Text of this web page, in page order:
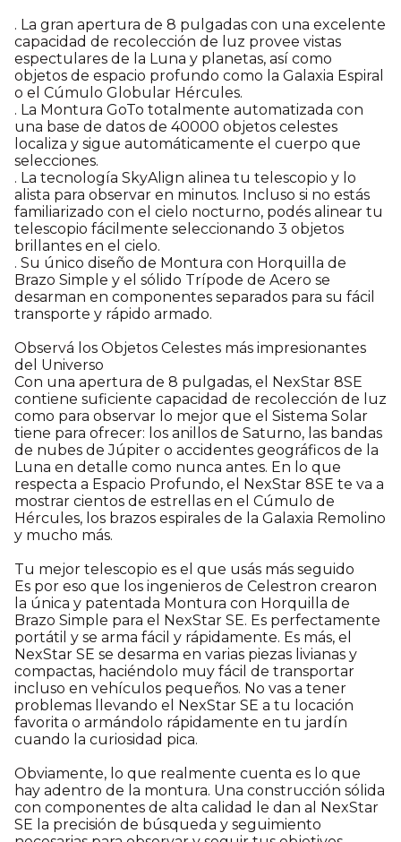
. La gran apertura de 8 pulgadas con una excelente
capacidad de recolección de luz provee vistas
espectulares de la Luna y planetas, así como
objetos de espacio profundo como la Galaxia Espiral
o el Cúmulo Globular Hércules.
. La Montura GoTo totalmente automatizada con
una base de datos de 40000 objetos celestes
localiza y sigue automáticamente el cuerpo que
selecciones.
. La tecnología SkyAlign alinea tu telescopio y lo
alista para observar en minutos. Incluso si no estás
familiarizado con el cielo nocturno, podés alinear tu
telescopio fácilmente seleccionando 3 objetos
brillantes en el cielo.
. Su único diseño de Montura con Horquilla de
Brazo Simple y el sólido Trípode de Acero se
desarman en componentes separados para su fácil
transporte y rápido armado.
Observá los Objetos Celestes más impresionantes
del Universo
Con una apertura de 8 pulgadas, el NexStar 8SE
contiene suficiente capacidad de recolección de luz
como para observar lo mejor que el Sistema Solar
tiene para ofrecer: los anillos de Saturno, las bandas
de nubes de Júpiter o accidentes geográficos de la
Luna en detalle como nunca antes. En lo que
respecta a Espacio Profundo, el NexStar 8SE te va a
mostrar cientos de estrellas en el Cúmulo de
Hércules, los brazos espirales de la Galaxia Remolino
y mucho más.
Tu mejor telescopio es el que usás más seguido
Es por eso que los ingenieros de Celestron crearon
la única y patentada Montura con Horquilla de
Brazo Simple para el NexStar SE. Es perfectamente
portátil y se arma fácil y rápidamente. Es más, el
NexStar SE se desarma en varias piezas livianas y
compactas, haciéndolo muy fácil de transportar
incluso en vehículos pequeños. No vas a tener
problemas llevando el NexStar SE a tu locación
favorita o armándolo rápidamente en tu jardín
cuando la curiosidad pica.
Obviamente, lo que realmente cuenta es lo que
hay adentro de la montura. Una construcción sólida
con componentes de alta calidad le dan al NexStar
SE la precisión de búsqueda y seguimiento